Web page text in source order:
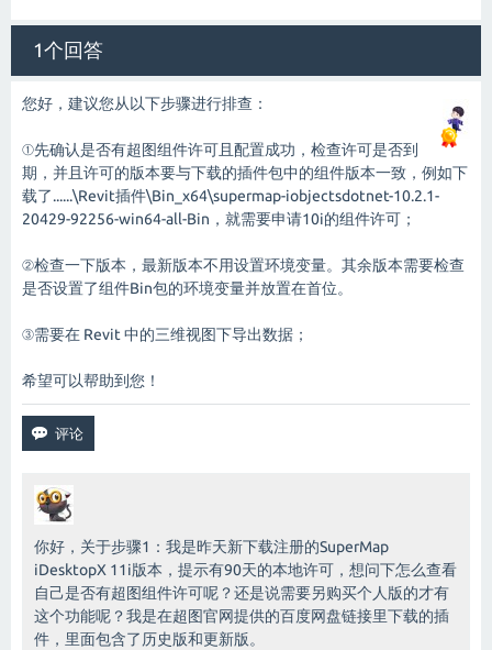
1个回答
您好，建议您从以下步骤进行排查：
①先确认是否有超图组件许可且配置成功，检查许可是否到
期，并且许可的版本要与下载的插件包中的组件版本一致，例如下
载了......\Revit插件\Bin_x64\supermap-iobjectsdotnet-10.2.1-
20429-92256-win64-all-Bin，就需要申请10i的组件许可；
②检查一下版本，最新版本不用设置环境变量。其余版本需要检查
是否设置了组件Bin包的环境变量并放置在首位。
③需要在 Revit 中的三维视图下导出数据；
希望可以帮助到您！
你好，关于步骤1：我是昨天新下载注册的SuperMap
iDesktopX 11i版本，提示有90天的本地许可，想问下怎么查看
自己是否有超图组件许可呢？还是说需要另购买个人版的才有
这个功能呢？我是在超图官网提供的百度网盘链接里下载的插
件，里面包含了历史版和更新版。